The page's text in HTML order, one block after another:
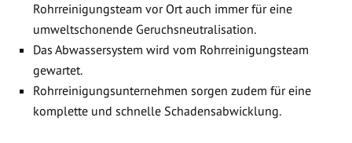
Rohrreinigungsteam vor Ort auch immer für eine
umweltschonende Geruchsneutralisation.
Das Abwassersystem wird vom Rohrreinigungsteam
gewartet.
Rohrreinigungsunternehmen sorgen zudem für eine
komplette und schnelle Schadensabwicklung.